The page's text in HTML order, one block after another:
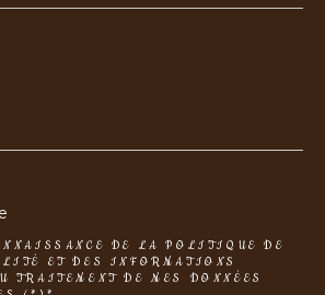
DE LA POLITIQUE DE
ET DES INFORMATIONS
TRAITEMENT DE MES DONNÉES
Rechercher